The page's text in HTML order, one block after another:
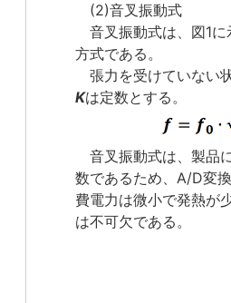
(2)音叉振動式
音叉振動式は、図1に
方式である。
張力を受けていない
Kは定数とする。
音叉振動式は、製品
数であるため、A/D変
費電力は微小で発熱が
は不可欠である。